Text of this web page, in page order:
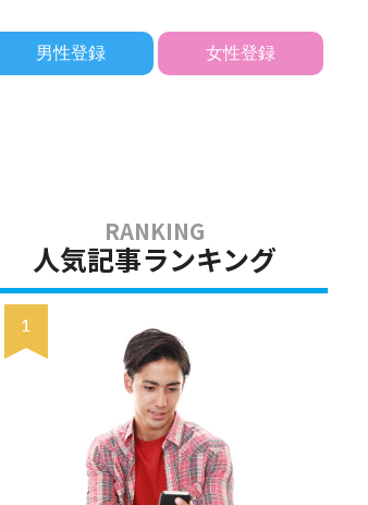
男性登録 女性登録
人気記事ランキング